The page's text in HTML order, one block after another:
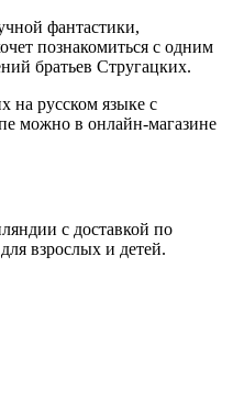
фантастики,
познакомиться с одним
братьев Стругацких.
на русском языке с
можно в онлайн-магазине
с доставкой по
взрослых и детей.